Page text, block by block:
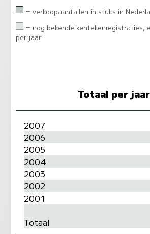
= verkoopaantallen in stuks in
= nog bekende kentekenregistraties,
per jaar
Totaal per jaar
2007
2006
2005
2004
2003
2002
2001
Totaal